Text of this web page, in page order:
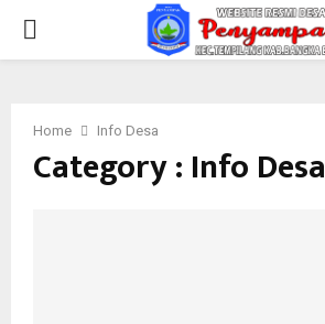
Home Info Desa
Category : Info Desa